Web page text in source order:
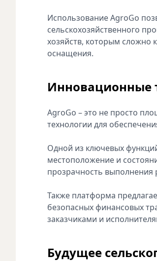
Использование AgroGo
сельскохозяйственного
хозяйств, которым сложно
оснащения.
Инновационные
AgroGo – это не просто
технологии для
Одной из ключевых
местоположение и
прозрачность выполнения
Также платформа
безопасных финансовых
заказчиками и
Будущее